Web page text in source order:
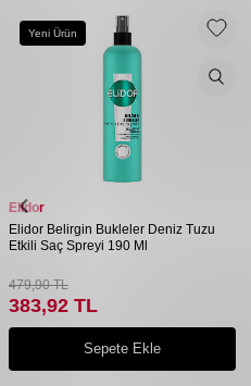
Yeni Ürün
Elidor
Elidor Belirgin Bukleler Deniz Tuzu
Etkili Saç Spreyi 190 Ml
479,90TL
383,92 TL
Sepete Ekle